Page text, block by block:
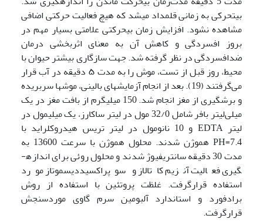
بی­تحرکی به زمانی قلمداد می­شد که هیچ فعالیت حرکتی اضافی
مشاهده نشود. افزایش زمان بی­حرکتی علامتی بسیار مهم در
بروز افسردگی و کاهش آن به معنای اثر­بخشی درمان
ضدافسردگی در نظر گرفته شد. جهت سازگاری بیشتر حیوان با
محیط، روز قبل از تست، موش را به مدت ۵ دقیقه در آب قرار
می‌گرفتند (19). بعد از انجام آزمایش‏های بالینی، موش‏ها سربریده
و برش‏گیری از مغز انجام شد. 150 میلی­گرم از بافت مغز در یک
میلی‌لیتر بافر شامل 32/0 مول در لیتر ساکارز، یک میلی­مول در
لیتر EDTA و 10 نانومول در لیتر تریس هیدروکلراید با
PH=7.4 هموژن شدند. محلول هموژن با سرعت 13600 به
مدت 30 دقیقه سانتریفیوژ شدند و محلول روئی برای اندازه­
گیری فعالیت آنزیم کاتالاز و سوپراکسیددیسموتاز مورد
استفاده قرارگرفت. غلظت پروتئین با استفاده از روش
برادفورد و استاندارد آلبومین سرم گاوی موردسنجش
قرارگرفت.